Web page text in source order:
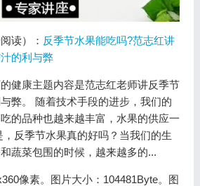
读）： 反季节水果能吃吗?范志红讲
的利与弊
健康主题内容是范志红老师讲反季节
弊。 随着技术手段的进步，我们的
的品种也越来越丰富，水果的供应一
反季节水果真的好吗？当我们的生
蔬菜包围的时候，越来越多的...
像素。图片大小：104481Byte。图